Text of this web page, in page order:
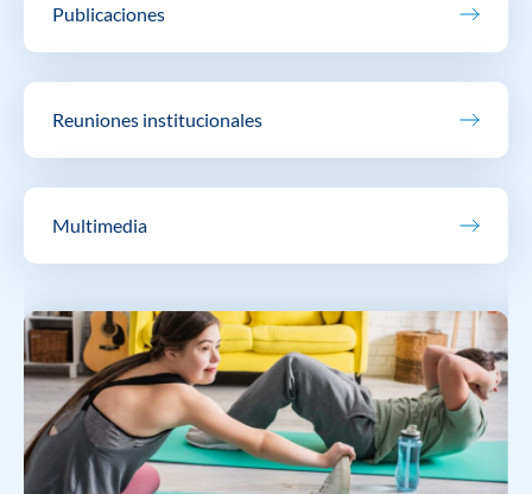
Publicaciones
Reuniones institucionales
Multimedia